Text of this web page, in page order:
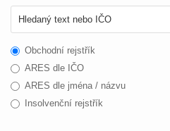
Obchodní rejstřík
ARES dle IČO
ARES dle jména / názvu
Insolvenční rejstřík